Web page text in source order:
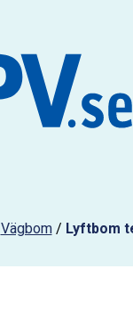
Vägbom/ Lyftbom